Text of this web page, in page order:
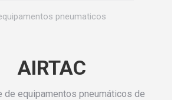
pneumaticos
AIRTAC
de equipamentos pneumáticos de